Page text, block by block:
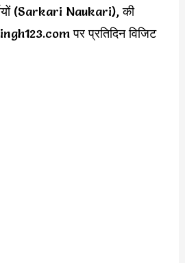
(Sarkari Naukari), की
पर प्रतिदिन विजिट